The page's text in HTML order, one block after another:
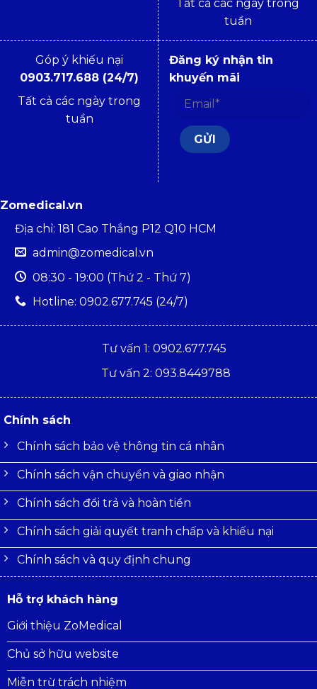
Tất cả các ngày trong
tuần
Góp ý khiếu nại
0903.717.688 (24/7)
Tất cả các ngày trong
tuần
Đăng ký nhận tin
khuyến mãi
Zomedical.vn
Địa chỉ: 181 Cao Thắng P12 Q10 HCM
admin@zomedical.vn
08:30 - 19:00 (Thứ 2 - Thứ 7)
Hotline: 0902.677.745 (24/7)
Tư vấn 1: 0902.677.745
Tư vấn 2: 093.8449788
Chính sách
Chính sách bảo vệ thông tin cá nhân
Chính sách vận chuyển và giao nhận
Chính sách đổi trả và hoàn tiền
Chính sách giải quyết tranh chấp và khiếu nại
Chính sách và quy định chung
Hỗ trợ khách hàng
Giới thiệu ZoMedical
Chủ sở hữu website
Miễn trừ trách nhiệm